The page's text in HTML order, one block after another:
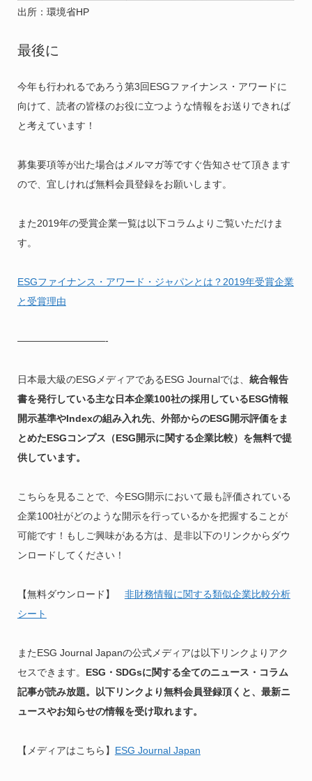
出所：環境省HP
最後に
今年も行われるであろう第3回ESGファイナンス・アワードに
向けて、読者の皆様のお役に立つような情報をお送りできれば
と考えています！
募集要項等が出た場合はメルマガ等ですぐ告知させて頂きます
ので、宜しければ無料会員登録をお願いします。
また2019年の受賞企業一覧は以下コラムよりご覧いただけま
す。
ESGファイナンス・アワード・ジャパンとは？2019年受賞企業
と受賞理由
—————————-
日本最大級のESGメディアであるESG Journalでは、 統合報告
書を発行している主な日本企業100社の採用しているESG情報
開示基準やIndexの組み入れ先、外部からのESG開示評価をま
とめたESGコンプス（ESG開示に関する企業比較）を無料で提
供しています。
こちらを見ることで、今ESG開示において最も評価されている
企業100社がどのような開示を行っているかを把握することが
可能です！もしご興味がある方は、是非以下のリンクからダウ
ンロードしてください！
【無料ダウンロード】 非財務情報に関する類似企業比較分析
シート
またESG Journal Japanの公式メディアは以下リンクよりアク
セスできます。 ESG・SDGsに関する全てのニュース・コラム
記事が読み放題。以下リンクより無料会員登録頂くと、最新ニ
ュースやお知らせの情報を受け取れます。
【メディアはこちら】 ESG Journal Japan